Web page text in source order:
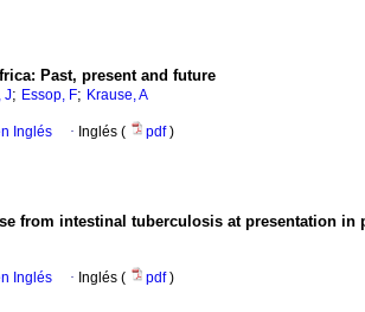
Past, present and future
J; Essop, F; Krause, A
Inglés · Inglés ( pdf)
from intestinal tuberculosis at presentation in
Inglés · Inglés ( pdf)